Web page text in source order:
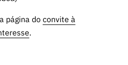
FCT
página doconvite à
.